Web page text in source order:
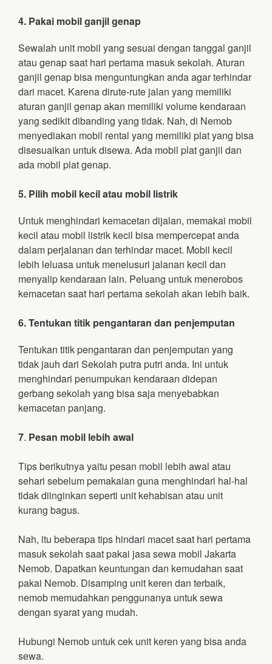
4. Pakai mobil ganjil genap
Sewalah unit mobil yang sesuai dengan tanggal ganjil
atau genap saat hari pertama masuk sekolah. Aturan
ganjil genap bisa menguntungkan anda agar terhindar
dari macet. Karena dirute-rute jalan yang memiliki
aturan ganjil genap akan memiliki volume kendaraan
yang sedikit dibanding yang tidak. Nah, di Nemob
menyediakan mobil rental yang memiliki plat yang bisa
disesuaikan untuk disewa. Ada mobil plat ganjil dan
ada mobil plat genap.
5. Pilih mobil kecil atau mobil listrik
Untuk menghindari kemacetan dijalan, memakai mobil
kecil atau mobil listrik kecil bisa mempercepat anda
dalam perjalanan dan terhindar macet. Mobil kecil
lebih leluasa untuk menelusuri jalanan kecil dan
menyalip kendaraan lain. Peluang untuk menerobos
kemacetan saat hari pertama sekolah akan lebih baik.
6. Tentukan titik pengantaran dan penjemputan
Tentukan titik pengantaran dan penjemputan yang
tidak jauh dari Sekolah putra putri anda. Ini untuk
menghindari penumpukan kendaraan didepan
gerbang sekolah yang bisa saja menyebabkan
kemacetan panjang.
7. Pesan mobil lebih awal
Tips berikutnya yaitu pesan mobil lebih awal atau
sehari sebelum pemakaian guna menghindari hal-hal
tidak diinginkan seperti unit kehabisan atau unit
kurang bagus.
Nah, itu beberapa tips hindari macet saat hari pertama
masuk sekolah saat pakai jasa sewa mobil Jakarta
Nemob. Dapatkan keuntungan dan kemudahan saat
pakai Nemob. Disamping unit keren dan terbaik,
nemob memudahkan penggunanya untuk sewa
dengan syarat yang mudah.
Hubungi Nemob untuk cek unit keren yang bisa anda
sewa.